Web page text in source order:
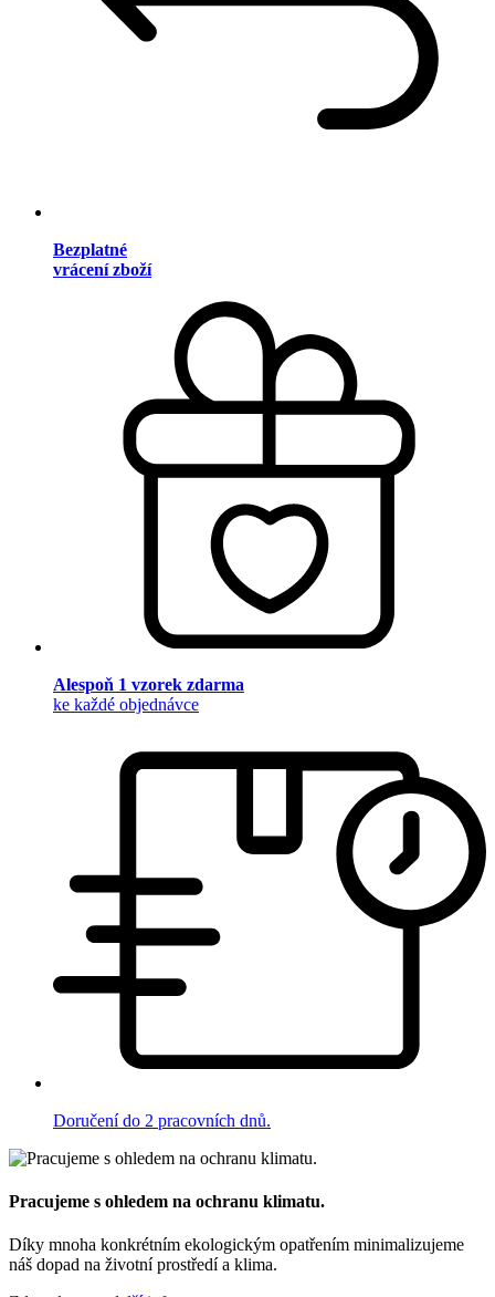
Bezplatné
vrácení zboží
Alespoň 1 vzorek zdarma
ke každé objednávce
Doručení do 2 pracovních dnů.
Pracujeme s ohledem na ochranu klimatu.
Díky mnoha konkrétním ekologickým opatřením minimalizujeme
náš dopad na životní prostředí a klima.